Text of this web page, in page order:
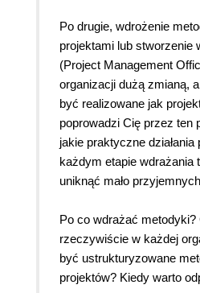
Po drugie, wdrożenie
projektami lub stworzenie
(Project Management
organizacji dużą zmianą,
być realizowane jak
poprowadzi Cię przez ten
jakie praktyczne działania
każdym etapie wdrażania
uniknąć mało
Po co wdrażać metodyki?
rzeczywiście w każdej
być ustrukturyzowane
projektów? Kiedy warto